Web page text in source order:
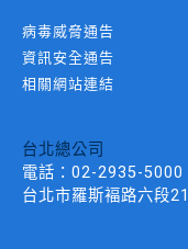
病毒威脅通告
資訊安全通告
相關網站連結
台北總公司
電話： 02-2935-5000
台北市羅斯褔路六段